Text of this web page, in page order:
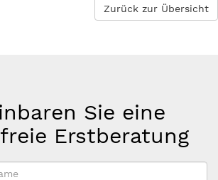
Zurück zur Übersicht
Sie eine
Erstberatung